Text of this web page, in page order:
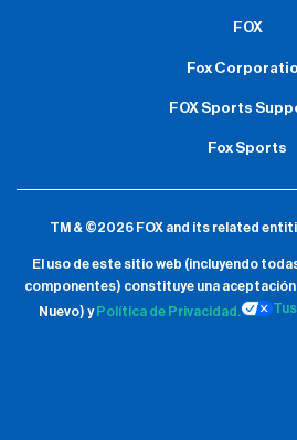
FOX
Fox
FOX Sports
Fox Sports
TM & ©2026 FOX and its related
El uso de este sitio web (incluyendo
componentes) constituye una aceptación
Nuevo) y Política de Privacidad.